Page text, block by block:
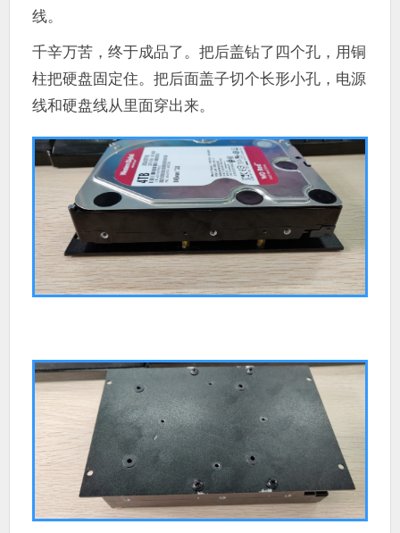
线。
千辛万苦，终于成品了。把后盖钻了四个孔，用铜
柱把硬盘固定住。把后面盖子切个长形小孔，电源
线和硬盘线从里面穿出来。